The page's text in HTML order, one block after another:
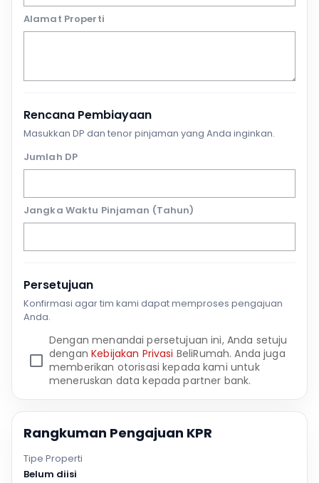
Alamat Properti
Rencana Pembiayaan
Masukkan DP dan tenor pinjaman yang Anda inginkan.
Jumlah DP
Jangka Waktu Pinjaman (Tahun)
Persetujuan
Konfirmasi agar tim kami dapat memproses pengajuan
Anda.
Dengan menandai persetujuan ini, Anda setuju
denganKebijakan Privasi BeliRumah. Anda juga
memberikan otorisasi kepada kami untuk
meneruskan data kepada partner bank.
Rangkuman Pengajuan KPR
Tipe Properti
Belum diisi